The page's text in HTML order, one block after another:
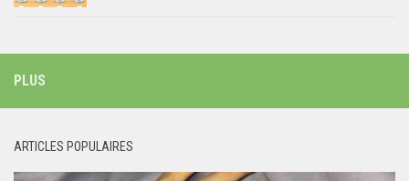
PLUS
ARTICLES POPULAIRES